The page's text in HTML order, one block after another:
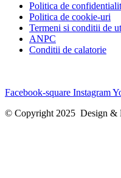
Politica de
Politica de cookie-uri
Termeni si conditii de
ANPC
Conditii de calatorie
Facebook-square Instagram
© Copyright 2025 Design &